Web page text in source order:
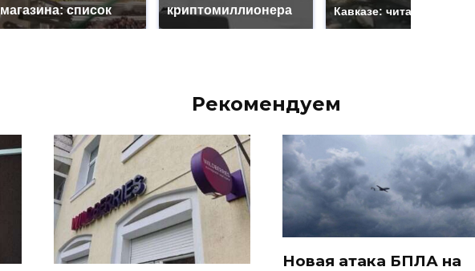
магазина: список
криптомиллионера
Кавказе: читать здесь
Рекомендуем
Новая атака БПЛА на